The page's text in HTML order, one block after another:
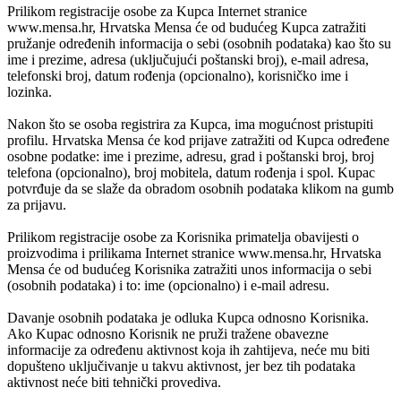
Prilikom registracije osobe za Kupca Internet stranice
www.mensa.hr, Hrvatska Mensa će od budućeg Kupca zatražiti
pružanje određenih informacija o sebi (osobnih podataka) kao što su
ime i prezime, adresa (uključujući poštanski broj), e-mail adresa,
telefonski broj, datum rođenja (opcionalno), korisničko ime i
lozinka.
Nakon što se osoba registrira za Kupca, ima mogućnost pristupiti
profilu. Hrvatska Mensa će kod prijave zatražiti od Kupca određene
osobne podatke: ime i prezime, adresu, grad i poštanski broj, broj
telefona (opcionalno), broj mobitela, datum rođenja i spol. Kupac
potvrđuje da se slaže da obradom osobnih podataka klikom na gumb
za prijavu.
Prilikom registracije osobe za Korisnika primatelja obavijesti o
proizvodima i prilikama Internet stranice www.mensa.hr, Hrvatska
Mensa će od budućeg Korisnika zatražiti unos informacija o sebi
(osobnih podataka) i to: ime (opcionalno) i e-mail adresu.
Davanje osobnih podataka je odluka Kupca odnosno Korisnika.
Ako Kupac odnosno Korisnik ne pruži tražene obavezne
informacije za određenu aktivnost koja ih zahtijeva, neće mu biti
dopušteno uključivanje u takvu aktivnost, jer bez tih podataka
aktivnost neće biti tehnički provediva.